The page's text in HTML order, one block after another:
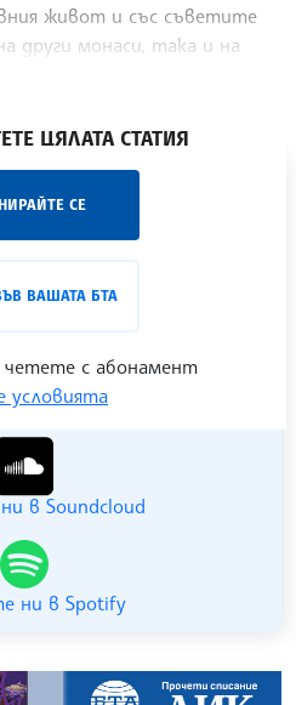
живот и със съветите
други монаси, така и на
ЦЯЛАТА СТАТИЯ
СЕ
ВАШАТА БТА
с абонамент
условията
за срещи отблизо с
ни в YouTube
в Soundcloud
ни в Spotify